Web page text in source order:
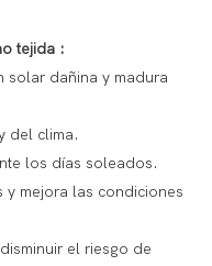
tejida :
solar dañina y madura
del clima.
los días soleados.
y mejora las condiciones
el riesgo de